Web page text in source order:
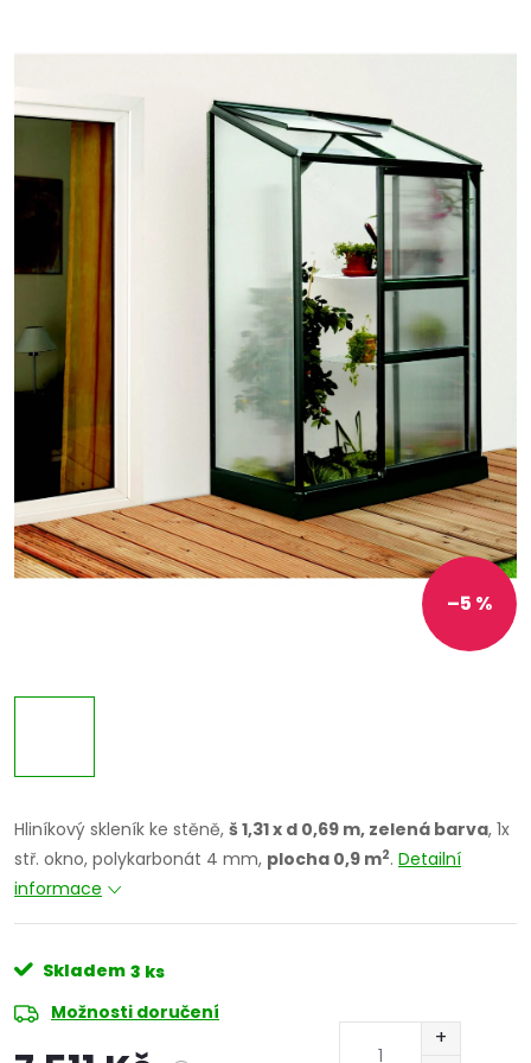
–5 %
Hliníkový skleník ke stěně, š 1,31 x d 0,69 m, zelená barva, 1x
stř. okno, polykarbonát 4 mm, plocha 0,9 m2. Detailní
informace
Skladem 3 ks
Možnosti doručení